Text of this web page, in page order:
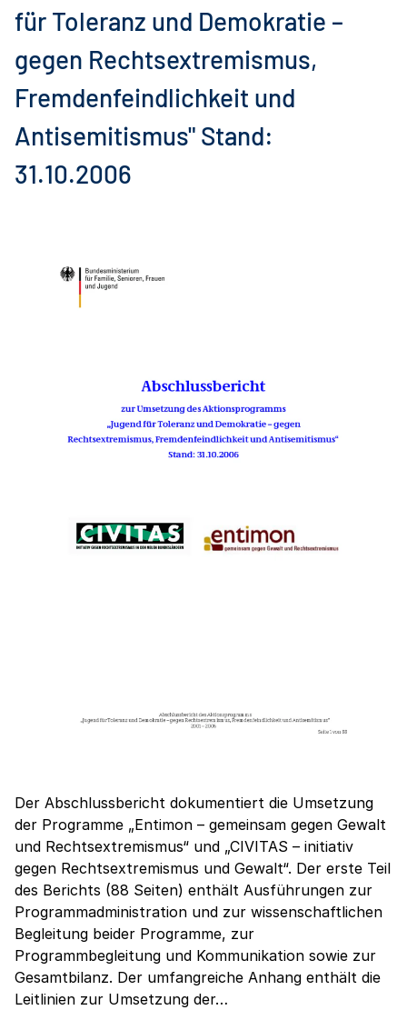
für Toleranz und Demokratie –
gegen Rechtsextremismus,
Fremdenfeindlichkeit und
Antisemitismus" Stand:
31.10.2006
Der Abschlussbericht dokumentiert die Umsetzung
der Programme „Entimon – gemeinsam gegen Gewalt
und Rechtsextremismus“ und „CIVITAS – initiativ
gegen Rechtsextremismus und Gewalt“. Der erste Teil
des Berichts (88 Seiten) enthält Ausführungen zur
Programmadministration und zur wissenschaftlichen
Begleitung beider Programme, zur
Programmbegleitung und Kommunikation sowie zur
Gesamtbilanz. Der umfangreiche Anhang enthält die
Leitlinien zur Umsetzung der…